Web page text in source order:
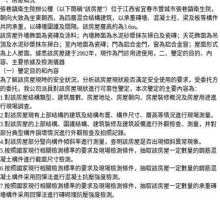
張巷鎮衛生院辦公樓（以下簡稱“該房屋”）位于江西省宜春市豐城市張巷鎮衛生院，
朝向大致為坐東朝西，為四層混合結構建筑，以承重磚墻、混凝土柱、梁及板等構件
共同承重，以磚墻圍護及間隔。該房屋層高約為3.6m。
該房屋外墻飾面為瓷磚及涂料；內墻飾面為水泥砂漿抹灰掃白及瓷磚；天花飾面為吊
頂及水泥砂漿抹灰掃白；室內地面為瓷磚；門為鋁合金門，窗為鋁合金窗；屋面形式
為上人屋面。據悉該房屋建于2002年，現作為門診用途使用， 二、鑒定的目的、內
容、主要依據及檢測儀器
（一）鑒定目的和內容
為了解該房屋現時的安全狀況，分析該房屋現狀能否滿足安全使用的要求，受委托方
的委托，我公司派員對該房屋現狀進行可靠性鑒定，本次鑒定的主要內容為：
1.對該房屋結構類型、建筑層數、房屋地址、房屋朝向、房屋裝修概況及房屋用途進
行現場調查。
2.對該房屋現有上部結構的建筑及結構布置、構件尺寸、層高等情況進行現場測量。
3.對該房屋的上部結構、圍護結構、建筑裝修及建筑設備進行外觀檢查、測量，并對
部分典型構件損壞情況進行外觀檢查及拍照記錄。
4.對該房屋部分豎向構件傾斜率進行測量，查明該房屋是否出現傾斜異常現象。
5.按照國家現行相關檢測標準的要求及現場檢測條件，抽取該房屋一定數量的鋼筋混
凝土構件進行截面尺寸檢測。
6.按照國家現行相關檢測標準的要求及現場檢測條件，抽取該房屋一定數量的鋼筋混
凝土構件采用回彈法進行混凝土抗壓強度檢測。
7.按照國家現行相關檢測標準的要求及現場檢測條件，抽取該房屋一定數量的承重磚
墻構件采用回彈法進行磚砌塊抗壓強度檢測。